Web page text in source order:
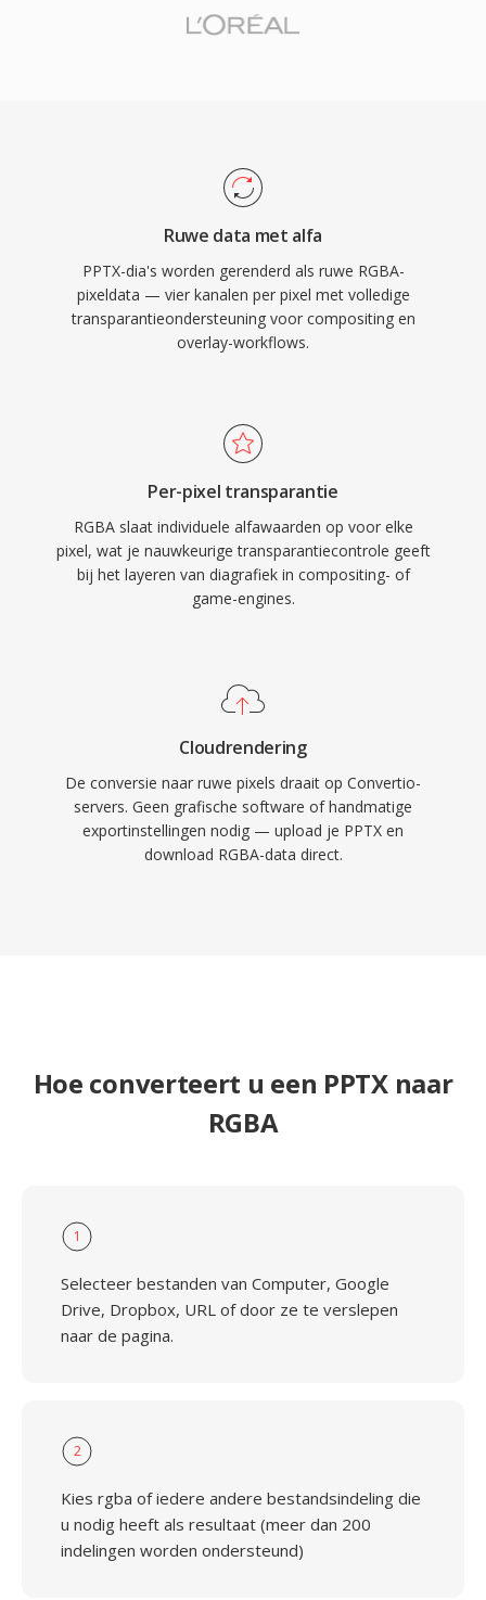
Ruwe data met alfa
PPTX-dia's worden gerenderd als ruwe RGBA-
pixeldata — vier kanalen per pixel met volledige
transparantieondersteuning voor compositing en
overlay-workflows.
Per-pixel transparantie
RGBA slaat individuele alfawaarden op voor elke
pixel, wat je nauwkeurige transparantiecontrole geeft
bij het layeren van diagrafiek in compositing- of
game-engines.
Cloudrendering
De conversie naar ruwe pixels draait op Convertio-
servers. Geen grafische software of handmatige
exportinstellingen nodig — upload je PPTX en
download RGBA-data direct.
Hoe converteert u een PPTX naar
RGBA
1
Selecteer bestanden van Computer, Google
Drive, Dropbox, URL of door ze te verslepen
naar de pagina.
2
Kies rgba of iedere andere bestandsindeling die
u nodig heeft als resultaat (meer dan 200
indelingen worden ondersteund)